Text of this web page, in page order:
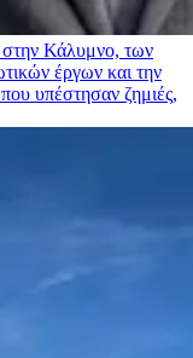
Κάλυμνο, των
έργων και την
υπέστησαν ζημιές,